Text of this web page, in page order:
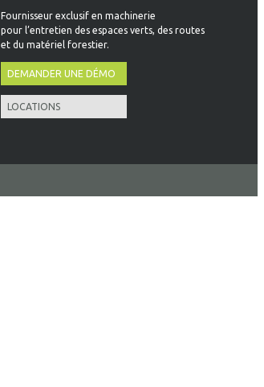
Fournisseur exclusif en machinerie
pour l’entretien des espaces verts, des routes
et du matériel forestier.
DEMANDER UNE DÉMO
LOCATIONS